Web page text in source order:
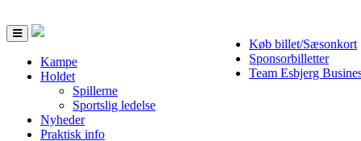
Køb billet/Sæsonkort
Sponsorbilletter
Team Esbjerg
Toggle
navigation
Kampe
Holdet
Spillerne
Sportslig ledelse
Nyheder
Praktisk info